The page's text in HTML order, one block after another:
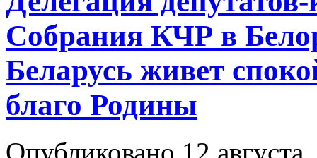
Собрания КЧР в
Беларусь живет
благо Родины